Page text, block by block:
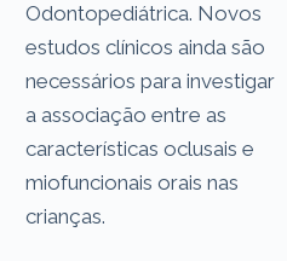
Odontopediátrica. Novos
estudos clínicos ainda são
necessários para investigar
a associação entre as
características oclusais e
miofuncionais orais nas
crianças.